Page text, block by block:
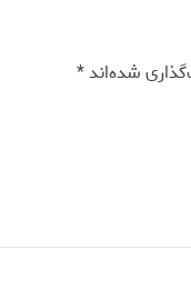
شده‌اند*